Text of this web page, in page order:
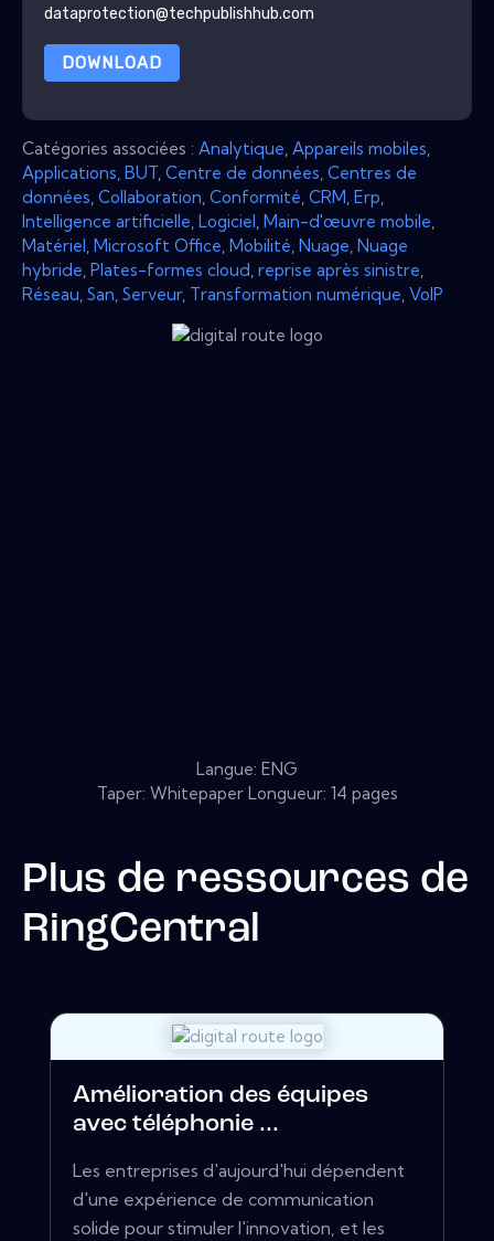
dataprotection@techpublishhub.com
DOWNLOAD
Catégories associées : Analytique Appareils mobiles
Applications BUT Centre de données Centres de
données Collaboration Conformité CRM Erp
Intelligence artificielle Logiciel Main-d'œuvre mobile
Matériel Microsoft Office Mobilité Nuage Nuage
hybride Plates-formes cloud reprise après sinistre
Réseau San Serveur, Transformation numérique VoIP
Langue: ENG
Taper: Whitepaper Longueur: 14 pages
Plus de ressources de
RingCentral
Amélioration des équipes
avec téléphonie ...
Les entreprises d'aujourd'hui dépendent
d'une expérience de communication
solide pour stimuler l'innovation, et les